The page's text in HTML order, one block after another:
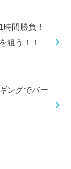
時間勝負！
狙う！！
ングでバー